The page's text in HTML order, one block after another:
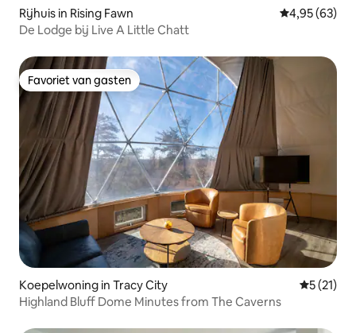
Rijhuis in Rising Fawn Gemiddelde
4,95 (63)
De Lodge bij Live A Little Chatt
Favoriet van gasten
Favoriet van gasten
Koepelwoning in Tracy City
5 (21)
Highland Bluff Dome Minutes from The Caverns